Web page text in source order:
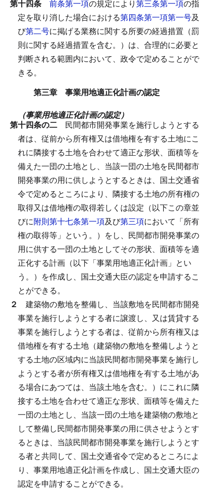
第十四条 前条第一項の規定により第三条第一項の指
定を取り消した場合における第四条第一項第一号及
び第二号に掲げる業務に関する所要の経過措置（罰
則に関する経過措置を含む。）は、合理的に必要と
判断される範囲内において、政令で定めることがで
きる。
第三章 事業用地適正化計画の認定
（事業用地適正化計画の認定）
第十四条の二 民間都市開発事業を施行しようとする
者は、従前から所有権又は借地権を有する土地にこ
れに隣接する土地を合わせて適正な形状、面積等を
備えた一団の土地とし、当該一団の土地を民間都市
開発事業の用に供しようとするときは、国土交通省
令で定めるところにより、隣接する土地の所有権の
取得又は借地権の取得若しくは設定（以下この章並
びに附則第十七条第一項及び第三項において「所有
権の取得等」という。）をし、民間都市開発事業の
用に供する一団の土地としてその形状、面積等を適
正化する計画（以下「事業用地適正化計画」とい
う。）を作成し、国土交通大臣の認定を申請するこ
とができる。
２ 建築物の敷地を整備し、当該敷地を民間都市開発
事業を施行しようとする者に譲渡し、又は賃貸する
事業を施行しようとする者は、従前から所有権又は
借地権を有する土地（建築物の敷地を整備しようと
する土地の区域内に当該民間都市開発事業を施行し
ようとする者が所有権又は借地権を有する土地があ
る場合にあつては、当該土地を含む。）にこれに隣
接する土地を合わせて適正な形状、面積等を備えた
一団の土地とし、当該一団の土地を建築物の敷地と
して整備し民間都市開発事業の用に供させようとす
るときは、当該民間都市開発事業を施行しようとす
る者と共同して、国土交通省令で定めるところによ
り、事業用地適正化計画を作成し、国土交通大臣の
認定を申請することができる。